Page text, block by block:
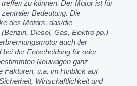
zu können. Der Motor ist für
Bedeutung. Die
des Motors, das/die
Diesel, Gas, Elektro pp.)
auch der
bei der Entscheidung für oder
Neuwagen ganz
Faktoren, u.a. im Hinblick auf
Wirtschaftlichkeit und